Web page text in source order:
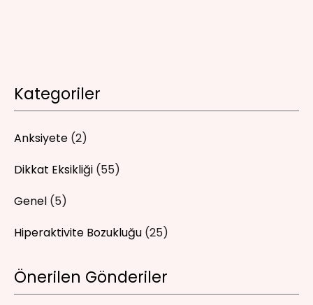
Kategoriler
Anksiyete (2)
Dikkat Eksikliği (55)
Genel (5)
Hiperaktivite Bozukluğu (25)
Önerilen Gönderiler